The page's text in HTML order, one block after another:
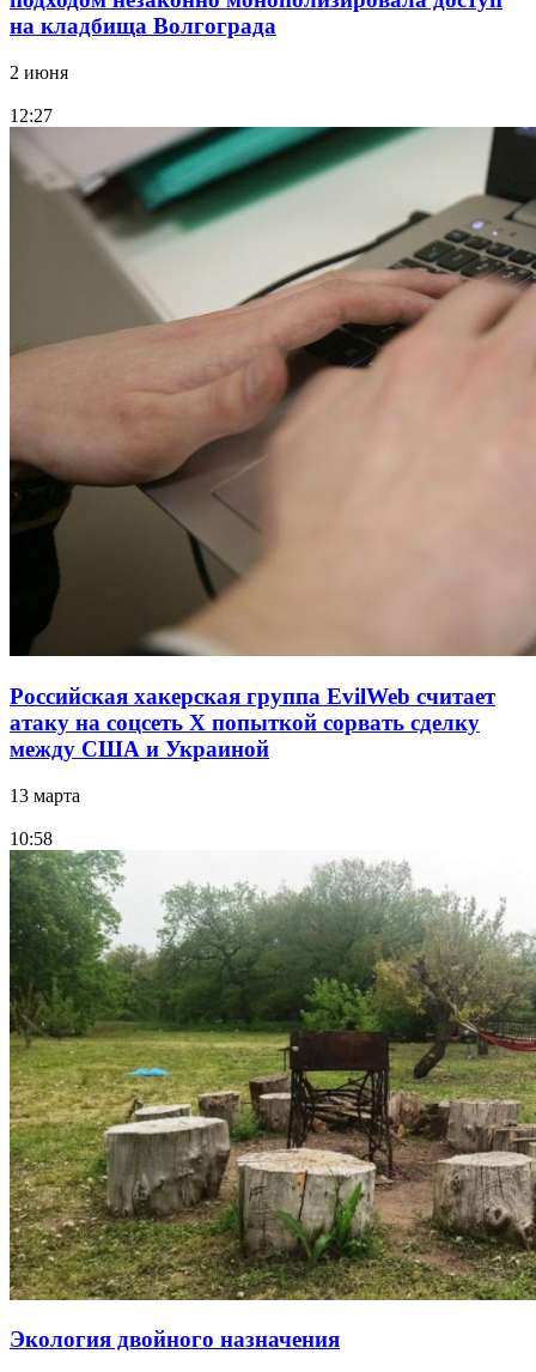
на кладбища Волгограда
2 июня
12:27
Российская хакерская группа EvilWeb считает
атаку на соцсеть Х попыткой сорвать сделку
между США и Украиной
13 марта
10:58
Экология двойного назначения